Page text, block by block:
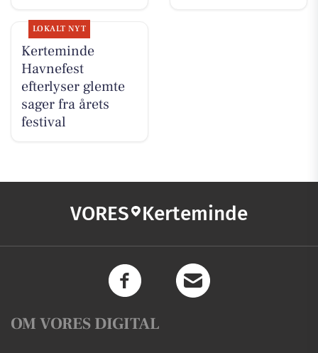
LOKALT NYT
Kerteminde
Havnefest
efterlyser glemte
sager fra årets
festival
VORES Kerteminde
OM VORES DIGITAL